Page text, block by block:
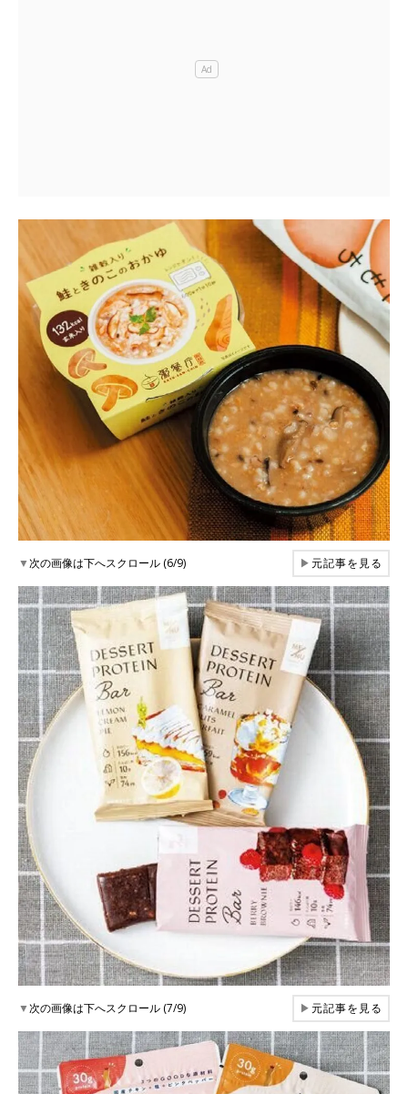
▼次の画像は下へスクロール (6/9) ▶元記事を見る
▼次の画像は下へスクロール (7/9) ▶元記事を見る